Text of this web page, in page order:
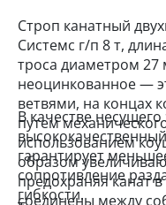
Строп канатный
Системс г/п 8 т,
троса диаметром
неоцинкованное —
ветвями, на концах
путем
использованием
образом
предохраняя канат
соединены между
В качестве
гарантирует
сопротивление
гибкости.